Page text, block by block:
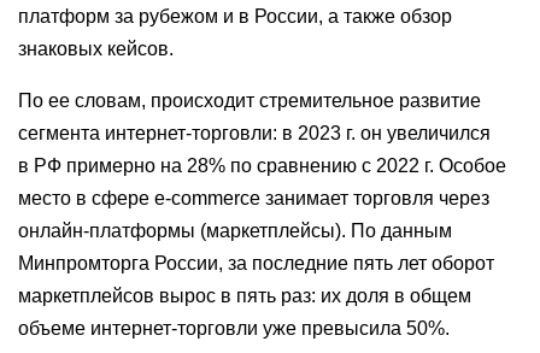
платформ за рубежом и в России, а также обзор
знаковых кейсов.
По ее словам, происходит стремительное развитие
сегмента интернет-торговли: в 2023 г. он увеличился
в РФ примерно на 28% по сравнению с 2022 г. Особое
место в сфере e-commerce занимает торговля через
онлайн-платформы (маркетплейсы). По данным
Минпромторга России, за последние пять лет оборот
маркетплейсов вырос в пять раз: их доля в общем
объеме интернет-торговли уже превысила 50%.